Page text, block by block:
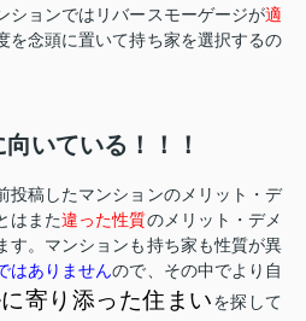
ションではリバースモーゲージが適
を念頭に置いて持ち家を選択するの
いている！！！
投稿したマンションのメリット・デ
はまた違った性質のメリット・デメ
す。マンションも持ち家も性質が異
はありませんので、その中でより自
寄り添った住まいを探して